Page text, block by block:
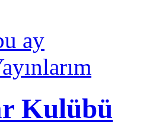
ay
Kulübü